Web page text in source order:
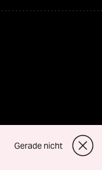
Gerade nicht